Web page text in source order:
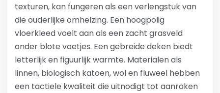
texturen, kan fungeren als een verlengstuk van
die ouderlijke omhelzing. Een hoogpolig
vloerkleed voelt aan als een zacht grasveld
onder blote voetjes. Een gebreide deken biedt
letterlijk en figuurlijk warmte. Materialen als
linnen, biologisch katoen, wol en fluweel hebben
een tactiele kwaliteit die uitnodigt tot aanraken